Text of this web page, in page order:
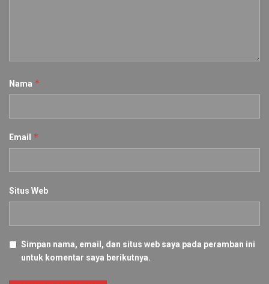
Nama *
Email *
Situs Web
Simpan nama, email, dan situs web saya pada peramban ini
untuk komentar saya berikutnya.